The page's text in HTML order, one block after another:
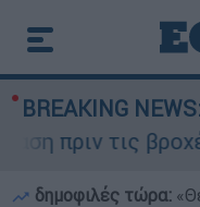
BREAKING
τις βροχές
δημοφιλές τώρα: